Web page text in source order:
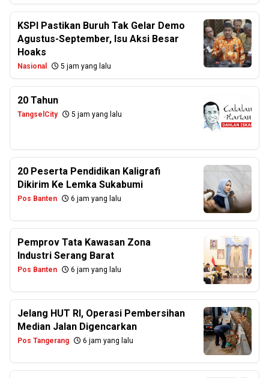
KSPI Pastikan Buruh Tak Gelar Demo
Agustus-September, Isu Aksi Besar
Hoaks
Nasional 5 jam yang lalu
20 Tahun
TangselCity 5 jam yang lalu
20 Peserta Pendidikan Kaligrafi
Dikirim Ke Lemka Sukabumi
Pos Banten 6 jam yang lalu
Pemprov Tata Kawasan Zona
Industri Serang Barat
Pos Banten 6 jam yang lalu
Jelang HUT RI, Operasi Pembersihan
Median Jalan Digencarkan
Pos Tangerang 6 jam yang lalu